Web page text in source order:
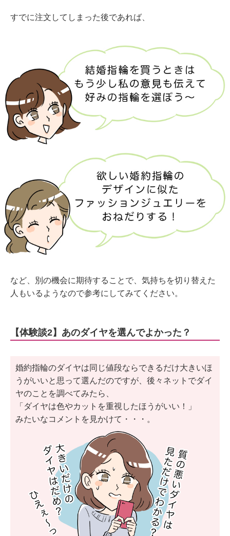
すでに注文してしまった後であれば、
など、別の機会に期待することで、気持ちを切り替えた
人もいるようなので参考にしてみてください。
【体験談2】あのダイヤを選んでよかった？
婚約指輪のダイヤは同じ値段ならできるだけ大きいほ
うがいいと思って選んだのですが、後々ネットでダイ
ヤのことを調べてみたら、
「ダイヤは色やカットを重視したほうがいい！」
みたいなコメントを見かけて・・・。